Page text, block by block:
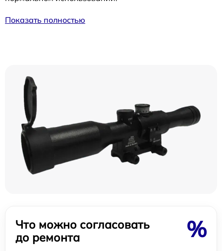
Показать полностью
Что можно согласовать
до ремонта
%